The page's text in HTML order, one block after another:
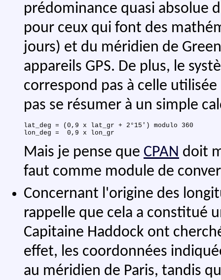
prédominance quasi absolue
pour ceux qui font des
jours) et du méridien de
appareils GPS. De plus, le
correspond pas à celle
pas se résumer à un simple
lat_deg = (0,9 x lat_gr + 2°15') modulo 360
Mais je pense que CPAN doit
faut comme module de
Concernant l'origine des
rappelle que cela a constitué
Capitaine Haddock ont
effet, les coordonnées
au méridien de Paris, tandis